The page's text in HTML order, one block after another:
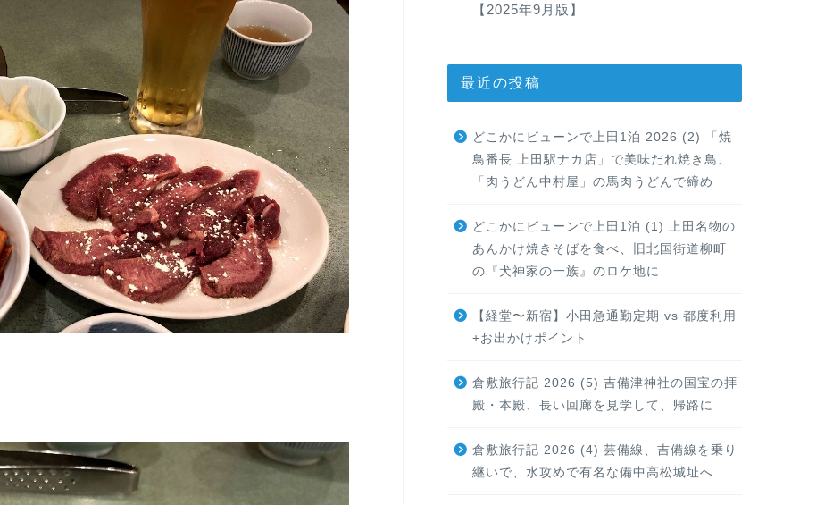
【2025年9月版】
最近の投稿
どこかにビューンで上田1泊 2026 (2) 「焼
鳥番長 上田駅ナカ店」で美味だれ焼き鳥、
「肉うどん中村屋」の馬肉うどんで締め
どこかにビューンで上田1泊 (1) 上田名物の
あんかけ焼きそばを食べ、旧北国街道柳町
の『犬神家の一族』のロケ地に
【経堂〜新宿】小田急通勤定期 vs 都度利用
+お出かけポイント
倉敷旅行記 2026 (5) 吉備津神社の国宝の拝
殿・本殿、長い回廊を見学して、帰路に
倉敷旅行記 2026 (4) 芸備線、吉備線を乗り
継いで、水攻めで有名な備中高松城址へ